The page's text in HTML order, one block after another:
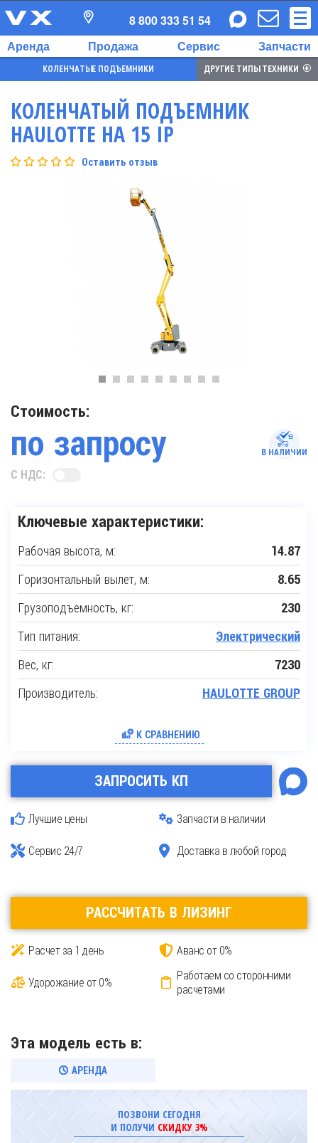
Аренда Продажа Сервис Запчасти
8 800 333 51 54
КОЛЕНЧАТЫЕ ПОДЪЕМНИКИ ДРУГИЕ ТИПЫ ТЕХНИКИ
КОЛЕНЧАТЫЙ ПОДЪЕМНИК
HAULOTTE HA 15 IP
Оставить отзыв
Ключевые характеристики:
Рабочая высота, м: 14.87
Горизонтальный вылет, м: 8.65
Грузоподъемность, кг: 230
Тип питания: Электрический
Вес, кг: 7230
Производитель: HAULOTTE GROUP
К СРАВНЕНИЮ
ЗАПРОСИТЬ КП
Лучшие цены Запчасти в наличии
Сервис 24/7 Доставка в любой город
РАССЧИТАТЬ В ЛИЗИНГ
Расчет за 1 день Аванс от 0%
Удорожание от 0%
Работаем со сторонними
расчетами
Эта модель есть в:
АРЕНДА
ПОЗВОНИ СЕГОДНЯ
И ПОЛУЧИ СКИДКУ 3%
Стоимость:
по запросу В НАЛИЧИИ
С НДС: